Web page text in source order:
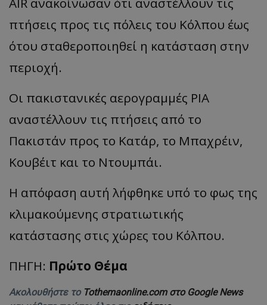
πτήσεις προς τις πόλεις του Κόλπου έως
ότου σταθεροποιηθεί η κατάσταση στην
περιοχή.
Οι πακιστανικές αερογραμμές PIA
αναστέλλουν τις πτήσεις από το
Πακιστάν προς το Κατάρ, το Μπαχρέιν,
Κουβέιτ και το Ντουμπάι.
Η απόφαση αυτή λήφθηκε υπό το φως της
κλιμακούμενης στρατιωτικής
κατάστασης στις χώρες του Κόλπου.
ΠΗΓΗ: Πρώτο Θέμα
Ακολουθήστε το Tothemaonline.com στο Google News